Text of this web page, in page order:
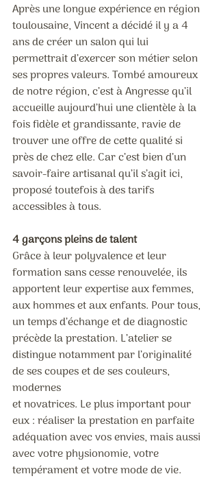
Après une longue expérience en région
toulousaine, Vincent a décidé il y a 4
ans de créer un salon qui lui
permettrait d’exercer son métier selon
ses propres valeurs. Tombé amoureux
de notre région, c’est à Angresse qu’il
accueille aujourd’hui une clientèle à la
fois fidèle et grandissante, ravie de
trouver une offre de cette qualité si
près de chez elle. Car c’est bien d’un
savoir-faire artisanal qu’il s’agit ici,
proposé toutefois à des tarifs
accessibles à tous.
4 garçons pleins de talent
Grâce à leur polyvalence et leur
formation sans cesse renouvelée, ils
apportent leur expertise aux femmes,
aux hommes et aux enfants. Pour tous,
un temps d’échange et de diagnostic
précède la prestation. L’atelier se
distingue notamment par l’originalité
de ses coupes et de ses couleurs,
modernes
et novatrices. Le plus important pour
eux : réaliser la prestation en parfaite
adéquation avec vos envies, mais aussi
avec votre physionomie, votre
tempérament et votre mode de vie.